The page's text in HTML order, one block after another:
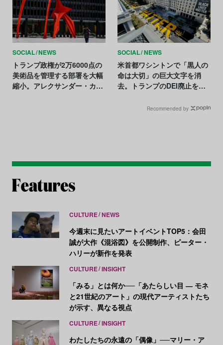
SOCIAL NEWS
トランプ政権が2万6000点の
美術品を管理する部署を大幅
縮小。アレクサンダー・カル
SOCIAL NEWS
米首都ワシントンで「黒人の
命は大切」の巨大文字を消
去。トランプのDEI廃止を背
Recommended by
CULTURE NEWS
今週末に見たいアートイベントTOP5：会田
誠が大作《混浴図》を公開制作、ピーター・
ハリーが新作を発表
CULTURE INSIGHT
「みる」とは何か──「あたらしい目 ― モネ
と21世紀のアート」の現代アーティストたち
が示す、異なる視点
CULTURE INSIGHT
わたしたちの永遠の「偶像」──マリー・ア